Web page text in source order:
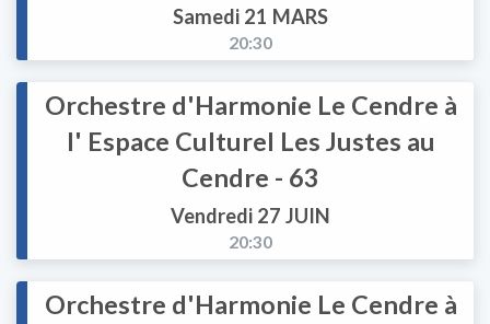
Samedi 21 MARS
20:30
Orchestre d'Harmonie Le Cendre à
l' Espace Culturel Les Justes au
Cendre - 63
Vendredi 27 JUIN
20:30
Orchestre d'Harmonie Le Cendre à